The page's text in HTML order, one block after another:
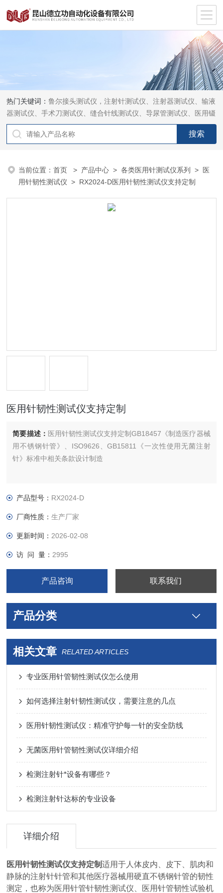
热门关键词：鲁尔接头测试仪，注射针测试仪、注射器测试仪、输液
器测试仪、手术刀测试仪、缝合针线测试仪、导尿管测试仪、医用镊
钳测试仪、导引管导丝测试仪、针灸针测试仪、留置针测试仪
当前位置：首页 > 产品中心 >各类医用针测试仪系列 > 医
用针韧性测试仪 > RX2024-D医用针韧性测试仪支持定制
医用针韧性测试仪支持定制
简要描述： 医用针韧性测试仪支持定制GB18457《制造医疗器械
用不锈钢针管》、ISO9626、GB15811《一次性使用无菌注射
针》标准中相关条款设计制造
产品型号： RX2024-D
厂商性质：生产厂家
更新时间： 2026-02-08
访 问 量： 2995
产品咨询 联系我们
产品分类
相关文章 RELATED ARTICLES
专业医用针管韧性测试仪怎么使用
如何选择注射针韧性测试仪，需要注意的几点
医用针韧性测试仪：精准守护每一针的安全防线
无菌医用针管韧性测试仪详细介绍
检测注射针*设备有哪些？
检测注射针达标的专业设备
详细介绍
医用针韧性测试仪支持定制适用于人体皮内、皮下、肌肉和
静脉的注射针针管和其他医疗器械用硬直不锈钢针管的韧性
测定，也称为医用针管针韧性测试仪、医用针管韧性试验机